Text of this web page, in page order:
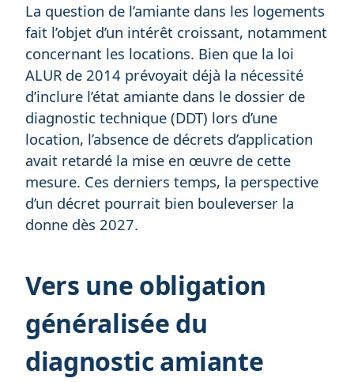
La question de l’amiante dans les logements
fait l’objet d’un intérêt croissant, notamment
concernant les locations. Bien que la loi
ALUR de 2014 prévoyait déjà la nécessité
d’inclure l’état amiante dans le dossier de
diagnostic technique (DDT) lors d’une
location, l’absence de décrets d’application
avait retardé la mise en œuvre de cette
mesure. Ces derniers temps, la perspective
d’un décret pourrait bien bouleverser la
donne dès 2027.
Vers une obligation
généralisée du
diagnostic amiante